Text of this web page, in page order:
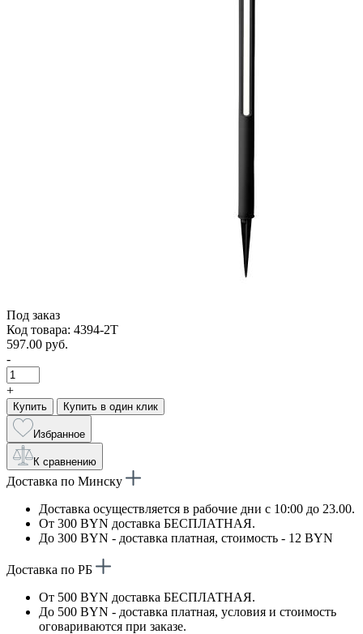
Под заказ
Код товара: 4394-2T
597.00 руб.
-
+
Купить Купить в один клик
Избранное
К сравнению
Доставка по Минску
Доставка осуществляется в рабочие дни с 10:00 до 23.00.
От 300 BYN доставка БЕСПЛАТНАЯ.
До 300 BYN - доставка платная, стоимость - 12 BYN
Доставка по РБ
От 500 BYN доставка БЕСПЛАТНАЯ.
До 500 BYN - доставка платная, условия и стоимость
оговариваются при заказе.